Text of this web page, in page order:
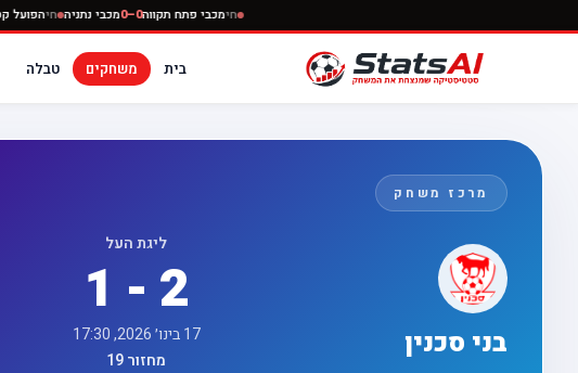
חימכבי פתח תקווה0–0 מכבי נתניה
בית משחקים טבלה
מרכז משחק
בני סכנין
ליגת העל
1 - 2
17 בינו׳ 2026, 17:30
מחזור 19